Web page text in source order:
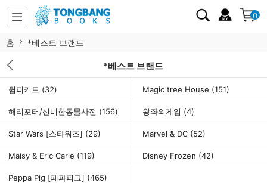
0
홈 *베스트 브랜드
*베스트 브랜드
윔피키드 (32) Magic tree House (151)
해리포터/신비한동물사전 (156) 왕좌의게임 (4)
Star Wars [스타워즈] (29) Marvel & DC (52)
Maisy & Eric Carle (119) Disney Frozen (42)
Peppa Pig [페파피그] (465)